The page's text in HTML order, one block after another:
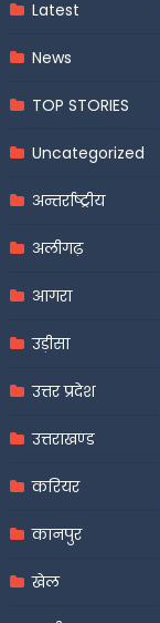
Latest
News
TOP STORIES
Uncategorized
अन्तर्राष्ट्रीय
अलीगढ़
आगरा
उड़ीसा
उत्तर प्रदेश
उत्तराखण्ड
करियर
कानपुर
खेल